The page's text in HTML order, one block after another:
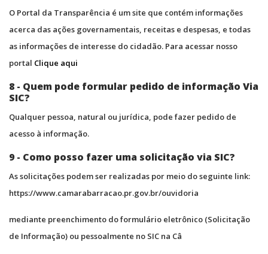
O Portal da Transparência é um site que contém informações
acerca das ações governamentais, receitas e despesas, e todas
as informações de interesse do cidadão. Para acessar nosso
portal Clique aqui
8 - Quem pode formular pedido de informação Via
SIC?
Qualquer pessoa, natural ou jurídica, pode fazer pedido de
acesso à informação.
9 - Como posso fazer uma solicitação via SIC?
As solicitações podem ser realizadas por meio do seguinte link:
https://www.camarabarracao.pr.gov.br/ouvidoria
mediante preenchimento do formulário eletrônico (Solicitação
de Informação) ou pessoalmente no SIC na Câ